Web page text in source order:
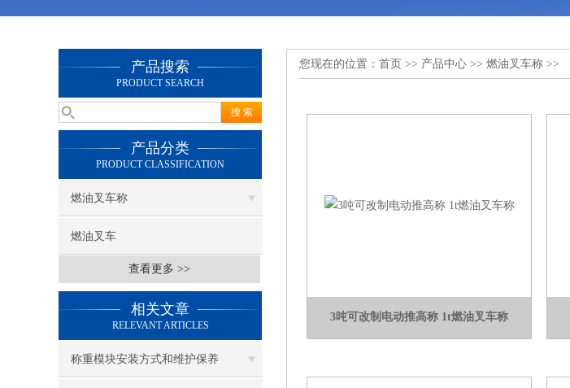
产品搜索
PRODUCT SEARCH
产品分类
PRODUCT CLASSIFICATION
燃油叉车称
燃油叉车
查看更多 >>
相关文章
RELEVANT ARTICLES
称重模块安装方式和维护保养
您现在的位置： 首页 >> 产品中心 >> 燃油叉车称 >>
3吨可改制电动推高称 1t燃油叉车称